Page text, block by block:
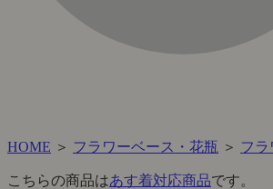
HOME ＞ フラワーベース・花瓶 ＞ フ
こちらの商品はあす着対応商品です。